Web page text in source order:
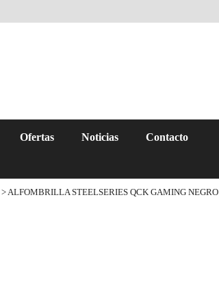
Ofertas Noticias Contacto
> ALFOMBRILLA STEELSERIES QCK GAMING NEGRO